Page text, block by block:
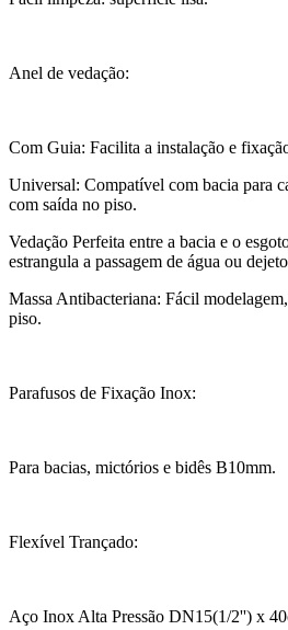
Anel de vedação:
Com Guia: Facilita a instalação e
Universal: Compatível com bacia para
com saída no piso.
Vedação Perfeita entre a bacia e o
estrangula a passagem de água ou
Massa Antibacteriana: Fácil
piso.
Parafusos de Fixação Inox:
Para bacias, mictórios e bidês B10mm.
Flexível Trançado:
Aço Inox Alta Pressão DN15(1/2'') x